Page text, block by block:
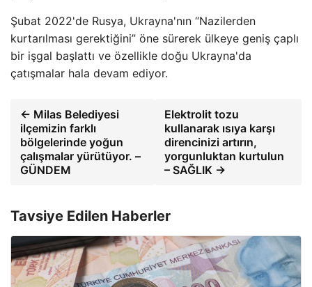
Şubat 2022'de Rusya, Ukrayna'nın “Nazilerden
kurtarılması gerektiğini” öne sürerek ülkeye geniş çaplı
bir işgal başlattı ve özellikle doğu Ukrayna'da
çatışmalar hala devam ediyor.
← Milas Belediyesi
ilçemizin farklı
bölgelerinde yoğun
çalışmalar yürütüyor. –
GÜNDEM
Elektrolit tozu
kullanarak ısıya karşı
direncinizi artırın,
yorgunluktan kurtulun
– SAĞLIK →
Tavsiye Edilen Haberler